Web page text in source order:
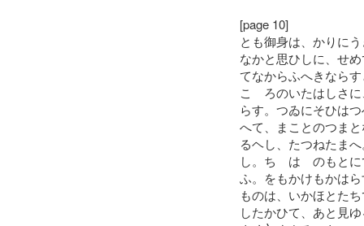
[page 10]
とも御身は、かりに
なかと思ひしに、せ
てなからふへきなら
こゝろのいたはしさ
らす。つゐにそひは
へて、まことのつま
るヘし、たつねたま
し。ちゝはゝのもと
ふ。をもかけもかは
ものは、いかほとた
したかひて、あと見